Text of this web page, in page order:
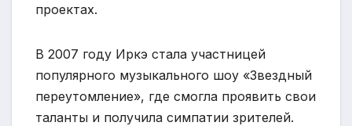
проектах.
В 2007 году Иркэ стала участницей
популярного музыкального шоу «Звездный
переутомление», где смогла проявить свои
таланты и получила симпатии зрителей.